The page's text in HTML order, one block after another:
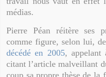
médias.
Pierre Péan réitère ses
comme figure, selon lui,
décédé en 2005, appelant
citant l’article malveillant
coup sa propre thèse de